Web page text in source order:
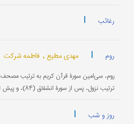
رغائب |
روم | مهدی مطیع , فاطمه شرکت
روم، سی‌امین سورۀ قرآن کریم به ترتیب
ترتیب نزول، پس از سورۀ انشقاق (۸۴)، و پیش از سورۀ عنکبوت (۲۹).
روز و شب |